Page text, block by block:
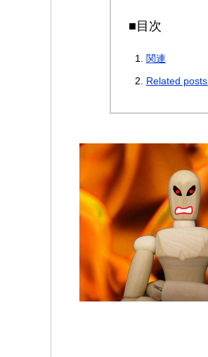
■目次
関連
Related